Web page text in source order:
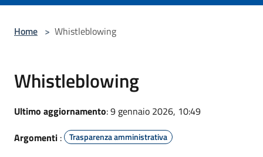
Home > Whistleblowing
Whistleblowing
Ultimo aggiornamento: 9 gennaio 2026, 10:49
Argomenti : Trasparenza amministrativa